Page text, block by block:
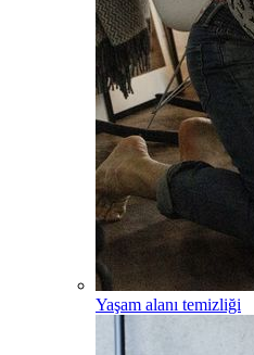
Yaşam alanı temizliği